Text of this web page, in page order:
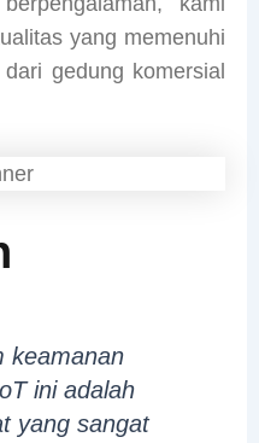
yang memenuhi
gedung komersial
keamanan
ini adalah
yang sangat